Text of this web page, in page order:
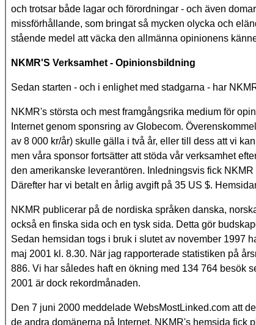
och trotsar både lagar och förordningar - och även
missförhållande, som bringat så mycken olycka och
stående medel att väcka den allmänna opinionens
NKMR'S Verksamhet - Opinionsbildning
Sedan starten - och i enlighet med stadgarna - har
NKMR's största och mest framgångsrika medium för
Internet genom sponsring av Globecom.
av 8 000 kr/år) skulle gälla i två år, eller till dess att vi
men våra sponsor fortsätter att stöda vår verksamhet
den amerikanske leverantören. Inledningsvis fick
Därefter har vi betalt en årlig avgift på 35 US $.
NKMR publicerar på de nordiska språken danska,
också en finska sida och en tysk sida. Detta gör
Sedan hemsidan togs i bruk i slutet av november 1997
maj 2001 kl. 8.30. När jag rapporterade statistiken på
886. Vi har således haft en ökning med 134 764 besök
2001 är dock rekordmånaden.
Den 7 juni 2000 meddelade WebsMostLinked.com att
de andra domänerna på Internet. NKMR's hemsida fick